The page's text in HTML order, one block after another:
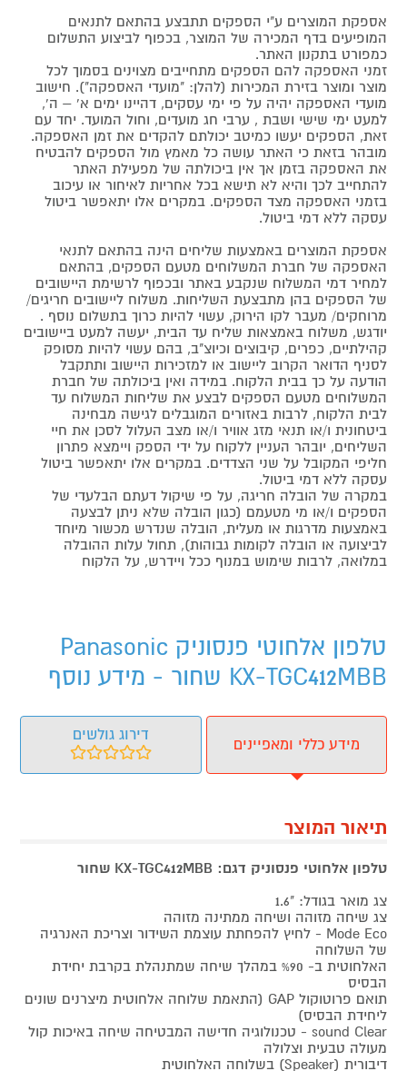
אספקת המוצרים ע"י הספקים תתבצע בהתאם לתנאים
המופיעים בדף המכירה של המוצר, בכפוף לביצוע התשלום
כמפורט בתקנון האתר.
זמני האספקה להם הספקים מתחייבים מצוינים בסמוך לכל
מוצר ומוצר בזירת המכירות (להלן: "מועדי האספקה"). חישוב
מועדי האספקה יהיה על פי ימי עסקים, דהיינו ימים א' – ה',
למעט ימי שישי ושבת , ערבי חג מועדים, וחול המועד. יחד עם
זאת, הספקים יעשו כמיטב יכולתם להקדים את זמן האספקה.
מובהר בזאת כי האתר עושה כל מאמץ מול הספקים להבטיח
את האספקה בזמן אך אין ביכולתה של מפעילת האתר
להתחייב לכך והיא לא תישא בכל אחריות לאיחור או עיכוב
בזמני האספקה מצד הספקים. במקרים אלו יתאפשר ביטול
עסקה ללא דמי ביטול.
אספקת המוצרים באמצעות שליחים הינה בהתאם לתנאי
האספקה של חברת המשלוחים מטעם הספקים, בהתאם
למחיר דמי המשלוח שנקבע באתר ובכפוף לרשימת היישובים
של הספקים בהן מתבצעת השליחות. משלוח ליישובים חריגים/
מרוחקים/ מעבר לקו הירוק, עשוי להיות כרוך בתשלום נוסף .
יודגש, משלוח באמצאות שליח עד הבית, יעשה למעט ביישובים
קהילתיים, כפרים, קיבוצים וכיוצ"ב, בהם עשוי להיות מסופק
לסניף הדואר הקרוב ליישוב או למזכירות היישוב ותתקבל
הודעה על כך בבית הלקוח. במידה ואין ביכולתה של חברת
המשלוחים מטעם הספקים לבצע את שליחות המשלוח עד
לבית הלקוח, לרבות באזורים המוגבלים לגישה מבחינה
ביטחונית ו/או תנאי מזג אוויר ו/או מצב העלול לסכן את חיי
השליחים, יובהר העניין ללקוח על ידי הספק ויימצא פתרון
חליפי המקובל על שני הצדדים. במקרים אלו יתאפשר ביטול
עסקה ללא דמי ביטול.
במקרה של הובלה חריגה, על פי שיקול דעתם הבלעדי של
הספקים ו/או מי מטעמם (כגון הובלה שלא ניתן לבצעה
באמצעות מדרגות או מעלית, הובלה שנדרש מכשור מיוחד
לביצועה או הובלה לקומות גבוהות), תחול עלות ההובלה
במלואה, לרבות שימוש במנוף ככל ויידרש, על הלקוח
טלפון אלחוטי פנסוניק Panasonic
KX-TGC412MBB שחור - מידע נוסף
מידע כללי ומאפיינים
דירוג גולשים
תיאור המוצר
טלפון אלחוטי פנסוניק דגם: KX-TGC412MBB שחור
צג מואר בגודל: "1.6
צג שיחה מזוהה ושיחה ממתינה מזוהה
Mode Eco - לחיץ להפחתת עוצמת השידור וצריכת האנרגיה
של השלוחה
האלחוטית ב- %90 במהלך שיחה שמתנהלת בקרבת יחידת
הבסיס
תואם פרוטוקול GAP (התאמת שלוחה אלחוטית מיצרנים שונים
ליחידת הבסיס)
sound Clear - טכנולוגיה חדישה המבטיחה שיחה באיכות קול
מעולה טבעית וצלולה
דיבורית (Speaker) בשלוחה האלחוטית